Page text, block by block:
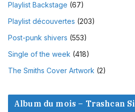
Playlist Backstage (67)
Playlist découvertes (203)
Post-punk shivers (553)
Single of the week (418)
The Smiths Cover Artwork (2)
Album du mois – Trashcan